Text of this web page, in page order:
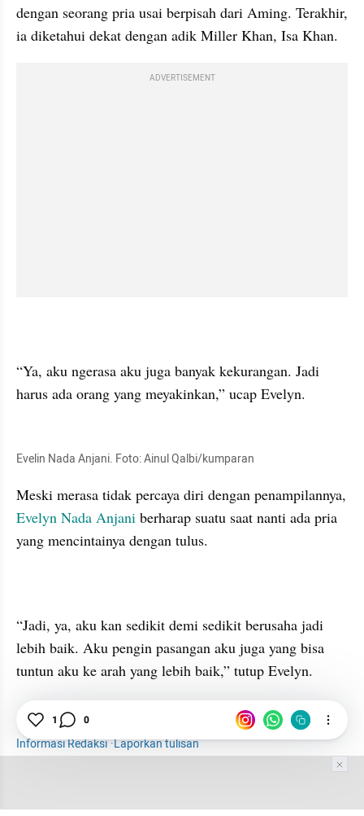
dengan seorang pria usai berpisah dari Aming. Terakhir,
ia diketahui dekat dengan adik Miller Khan, Isa Khan.
ADVERTISEMENT
“Ya, aku ngerasa aku juga banyak kekurangan. Jadi
harus ada orang yang meyakinkan,” ucap Evelyn.
Evelin Nada Anjani. Foto: Ainul Qalbi/kumparan
Evelyn Nada Anjani berharap suatu saat nanti ada pria
yang mencintainya dengan tulus.
“Jadi, ya, aku kan sedikit demi sedikit berusaha jadi
lebih baik. Aku pengin pasangan aku juga yang bisa
Hiburan
Aming dan Evelyn
Informasi Redaksi·Laporkan tulisan
1 0